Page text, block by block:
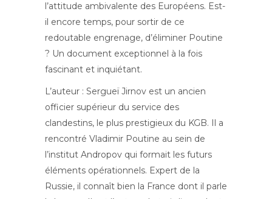
l’attitude ambivalente des Européens. Est-
il encore temps, pour sortir de ce
redoutable engrenage, d’éliminer Poutine
? Un document exceptionnel à la fois
fascinant et inquiétant.
L’auteur : Sergueï Jirnov est un ancien
officier supérieur du service des
clandestins, le plus prestigieux du KGB. Il a
rencontré Vladimir Poutine au sein de
l’institut Andropov qui formait les futurs
éléments opérationnels. Expert de la
Russie, il connaît bien la France dont il parle